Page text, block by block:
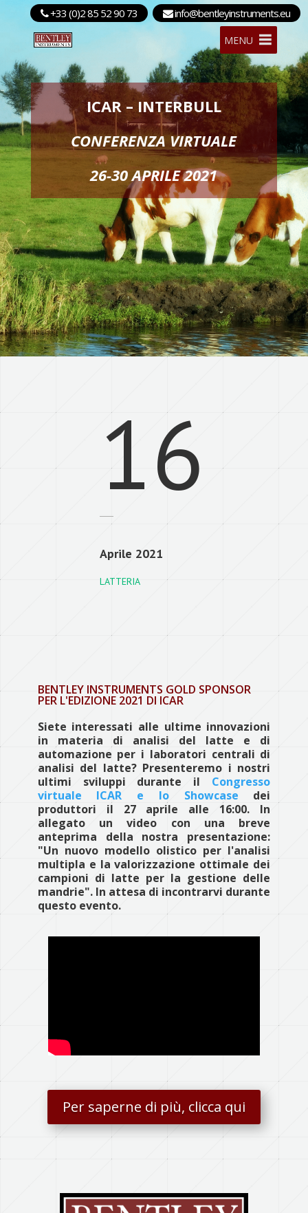
+33 (0)2 85 52 90 73 info@bentleyinstruments.eu
MENU
ICAR – INTERBULL
CONFERENZA VIRTUALE
26-30 APRILE 2021
16
Aprile 2021
LATTERIA
BENTLEY INSTRUMENTS GOLD SPONSOR
PER L'EDIZIONE 2021 DI ICAR
Siete interessati alle ultime innovazioni
in materia di analisi del latte e di
automazione per i laboratori centrali di
analisi del latte? Presenteremo i nostri
ultimi sviluppi durante il Congresso
virtuale ICAR e lo Showcase dei
produttori il 27 aprile alle 16:00. In
allegato un video con una breve
anteprima della nostra presentazione:
"Un nuovo modello olistico per l'analisi
multipla e la valorizzazione ottimale dei
campioni di latte per la gestione delle
mandrie". In attesa di incontrarvi durante
questo evento.
Per saperne di più, clicca qui